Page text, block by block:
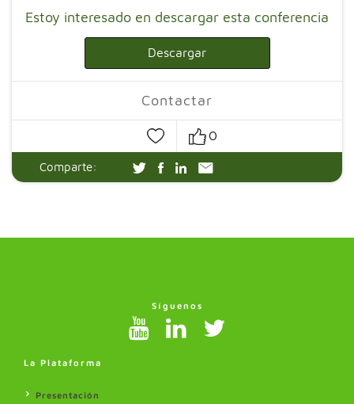
Estoy interesado en descargar esta conferencia
Descargar
Contactar
0
Comparte:
Síguenos
La Plataforma
Presentación